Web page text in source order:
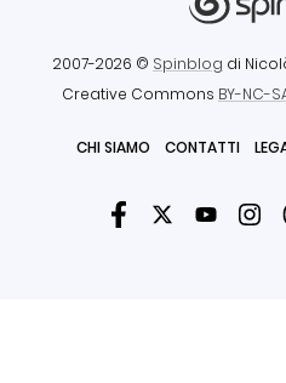
2007-2026 © Spinblog di
Creative Commons BY-NC-
CHI SIAMO CONTATTI